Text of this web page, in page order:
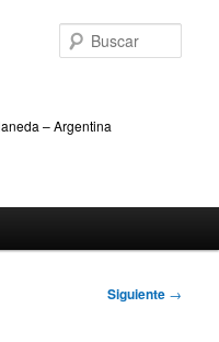
– Argentina
Siguiente →